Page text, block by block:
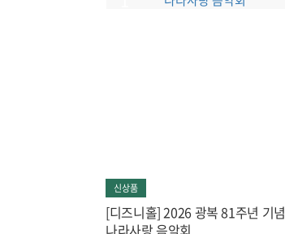
신상품
[디즈니홀] 2026 광복 81주년 기념